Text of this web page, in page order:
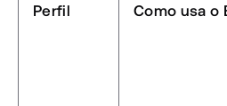
Perfil Como usa o